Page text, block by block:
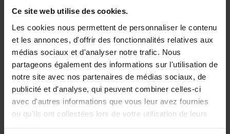
Ce site web utilise des cookies.
Les cookies nous permettent de personnaliser le contenu
et les annonces, d'offrir des fonctionnalités relatives aux
médias sociaux et d'analyser notre trafic. Nous
partageons également des informations sur l'utilisation de
notre site avec nos partenaires de médias sociaux, de
publicité et d'analyse, qui peuvent combiner celles-ci
avec d'autres informations que vous leur avez fournies
ou qu'ils ont collectées lors de votre utilisation de leurs
Building Bonds = Building
Business
Jochen Roef Jozefien De Feyter
Carolien Boom
Couverture souple
2025 200
€29,99